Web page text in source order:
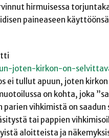
hirmuisessa
paineaseen
joten-kirkon-on-
ei tullut apuun, joten kirkon
on kohta, joka
vihkimistä on saadun
tai pappien
aloitteista ja